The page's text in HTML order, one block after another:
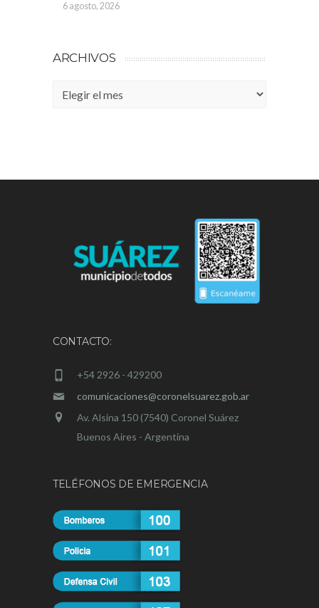
6 agosto, 2026
ARCHIVOS
Archivos
CONTACTO:
+54 2926 - 429200
comunicaciones@coronelsuarez.gob.ar
Av. Alsina 150 (7540) Coronel Suárez
Buenos Aires - Argentina
TELÉFONOS DE EMERGENCIA